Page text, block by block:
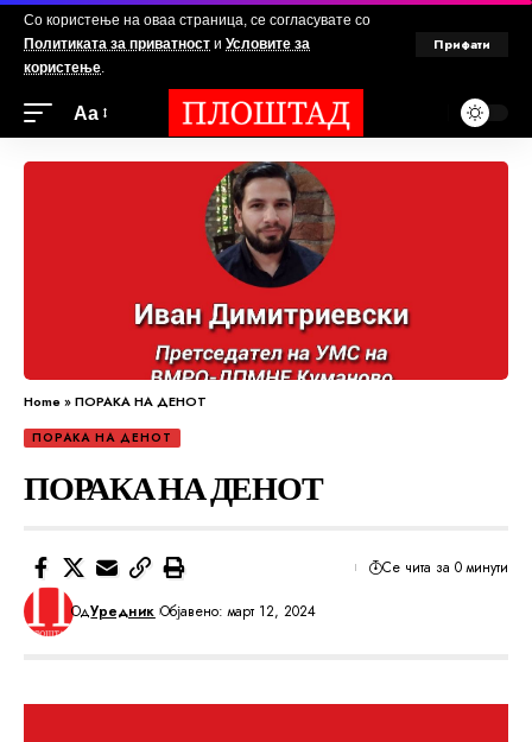
Со користење на оваа страница, се согласувате со
Политиката за приватност и Условите за
користење.
Прифати
Аа
Home»ПОРАКА НА ДЕНОТ
ПОРАКА НА ДЕНОТ
ПОРАКА НА ДЕНОТ
ОдУредник Објавено: март 12, 2024
Се чита за 0 минути